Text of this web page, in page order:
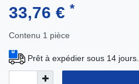
33,76 € *
Contenu 1 pièce
Prêt à expédier sous 14 jours.